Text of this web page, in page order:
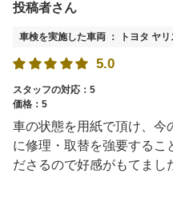
投稿者さん
車検を実施した車両 ： トヨタ ヤリ
5.0
スタッフの対応：5
価格：5
車の状態を用紙で頂け、今
に修理・取替を強要するこ
ださるので好感がもてまし